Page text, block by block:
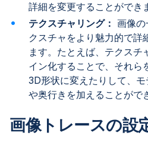
詳細を変更することができ
テクスチャリング： 画像の
クスチャをより魅力的で詳
ます。たとえば、テクスチ
イン化することで、それら
3D形状に変えたりして、
や奥行きを加えることがで
画像トレースの設